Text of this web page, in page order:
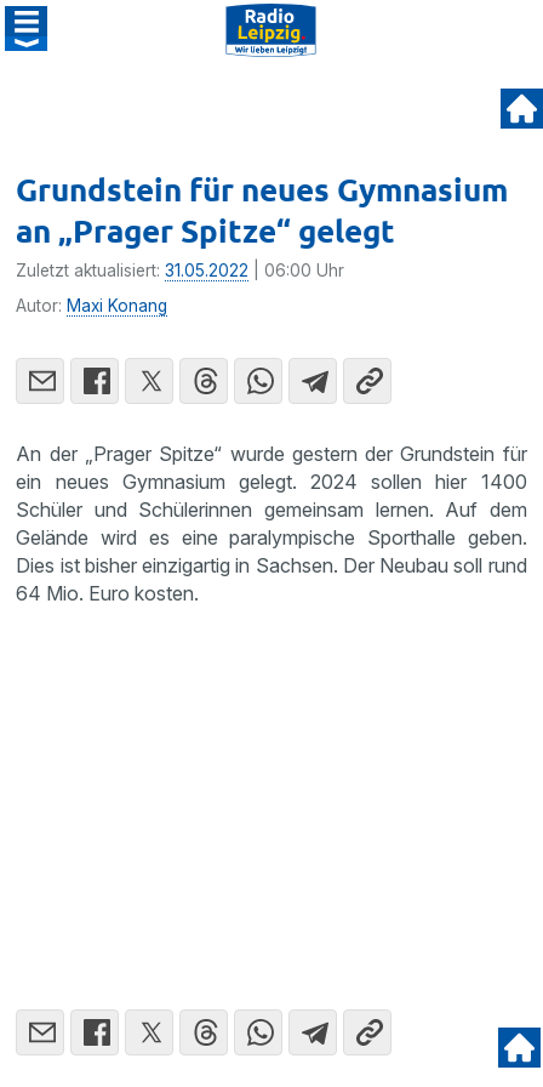
Grundstein für neues Gymnasium
an „Prager Spitze“ gelegt
Zuletzt aktualisiert:31.05.2022 | 06:00 Uhr
Autor: Maxi Konang
An der „Prager Spitze“ wurde gestern der Grundstein für
ein neues Gymnasium gelegt. 2024 sollen hier 1400
Schüler und Schülerinnen gemeinsam lernen. Auf dem
Gelände wird es eine paralympische Sporthalle geben.
Dies ist bisher einzigartig in Sachsen. Der Neubau soll rund
64 Mio. Euro kosten.